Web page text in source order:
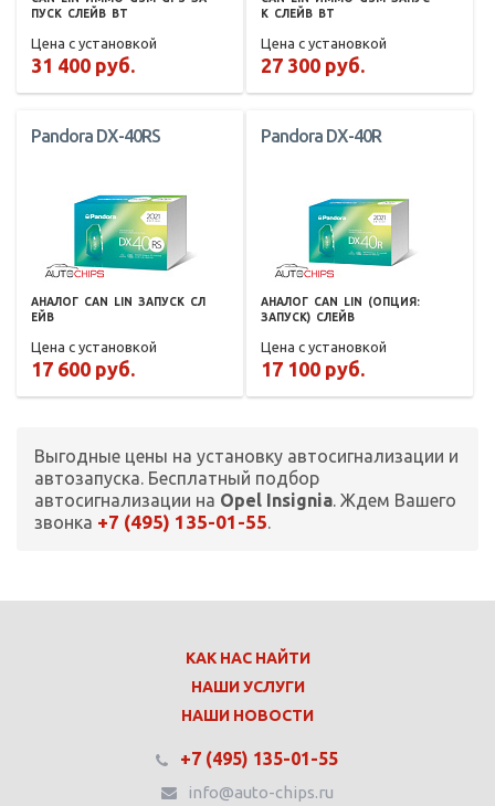
ПУСК СЛЕЙВ BT
Цена с установкой
31 400 руб.
К СЛЕЙВ BT
Цена с установкой
27 300 руб.
Pandora DX-40RS
АНАЛОГ CAN LIN ЗАПУСК СЛ
ЕЙВ
Цена с установкой
17 600 руб.
Pandora DX-40R
АНАЛОГ CAN LIN
(ОПЦИЯ:
ЗАПУСК) СЛЕЙВ
Цена с установкой
17 100 руб.
Выгодные цены на установку автосигнализации и
автозапуска. Бесплатный подбор
автосигнализации на Opel Insignia. Ждем Вашего
звонка +7 (495) 135-01-55.
КАК НАС НАЙТИ
НАШИ УСЛУГИ
НАШИ НОВОСТИ
+7 (495) 135-01-55
info@auto-chips.ru